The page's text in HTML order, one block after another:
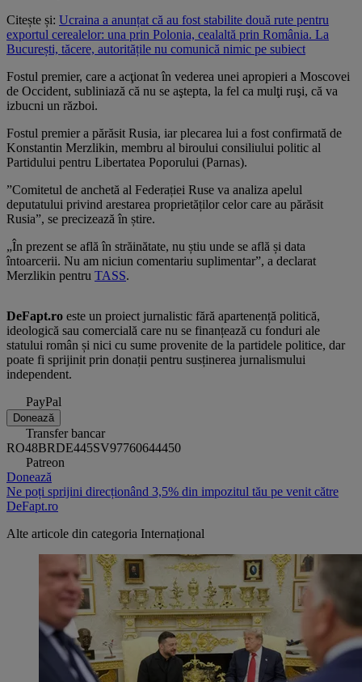
Citește și: Ucraina a anunțat că au fost stabilite două rute pentru
exportul cerealelor: una prin Polonia, cealaltă prin România. La
București, tăcere, autoritățile nu comunică nimic pe subiect
Fostul premier, care a acţionat în vederea unei apropieri a Moscovei
de Occident, subliniază că nu se aştepta, la fel ca mulţi ruşi, că va
izbucni un război.
Fostul premier a părăsit Rusia, iar plecarea lui a fost confirmată de
Konstantin Merzlikin, membru al biroului consiliului politic al
Partidului pentru Libertatea Poporului (Parnas).
”Comitetul de anchetă al Federației Ruse va analiza apelul
deputatului privind arestarea proprietăților celor care au părăsit
Rusia”, se precizează în știre.
„În prezent se află în străinătate, nu știu unde se află și data
întoarcerii. Nu am niciun comentariu suplimentar”, a declarat
Merzlikin pentru TASS.
DeFapt.ro este un proiect jurnalistic fără apartenență politică,
ideologică sau comercială care nu se finanțează cu fonduri ale
statului român și nici cu sume provenite de la partidele politice, dar
poate fi sprijinit prin donații pentru susținerea jurnalismului
independent.
PayPal
Donează
Transfer bancar
RO48BRDE445SV97760644450
Patreon
Donează
Ne poți sprijini direcționând 3,5% din impozitul tău pe venit către
DeFapt.ro
Alte articole din categoria Internațional